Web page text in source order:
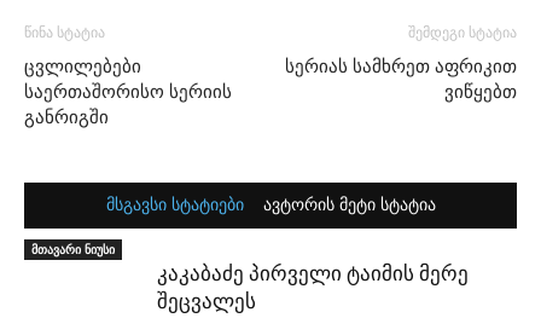
წინა სტატია
ცვლილებები
საერთაშორისო სერიის
განრიგში
შემდეგი სტატია
სერიას სამხრეთ აფრიკით
ვიწყებთ
მსგავსი სტატიები ავტორის მეტი სტატია
მთავარი ნიუსი
კაკაბაძე პირველი ტაიმის მერე
შეცვალეს